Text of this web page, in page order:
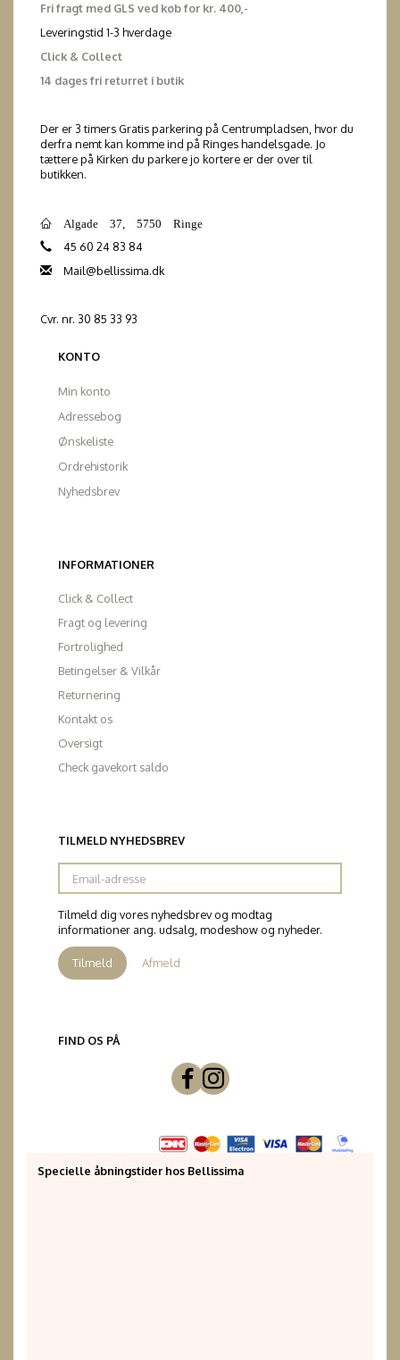
Fri fragt med GLS ved køb for kr. 400,-
Leveringstid 1-3 hverdage
Click & Collect
14 dages fri returret i butik
Der er 3 timers Gratis parkering på Centrumpladsen, hvor du
derfra nemt kan komme ind på Ringes handelsgade. Jo
tættere på Kirken du parkere jo kortere er der over til
butikken.
Algade 37, 5750 Ringe
45 60 24 83 84
Mail@bellissima.dk
Cvr. nr. 30 85 33 93
KONTO
Min konto
Adressebog
Ønskeliste
Ordrehistorik
Nyhedsbrev
INFORMATIONER
Click & Collect
Fragt og levering
Fortrolighed
Betingelser & Vilkår
Returnering
Kontakt os
Oversigt
Check gavekort saldo
TILMELD NYHEDSBREV
Email-
adresse
Tilmeld dig vores nyhedsbrev og modtag
informationer ang. udsalg, modeshow og nyheder.
Tilmeld Afmeld
FIND OS PÅ
Specielle åbningstider hos Bellissima